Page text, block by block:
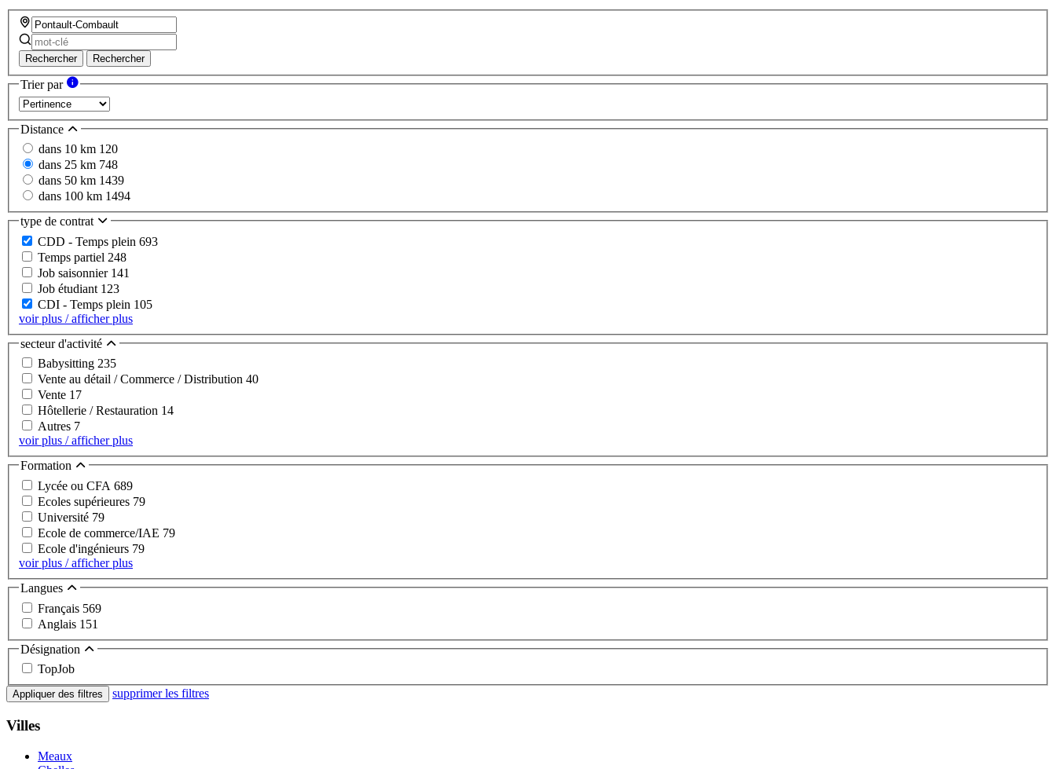
Rechercher Rechercher
Trier par
Distance
dans 10 km 120
dans 25 km 748
dans 50 km 1439
dans 100 km 1494
type de contrat
CDD - Temps plein 693
Temps partiel 248
Job saisonnier 141
Job étudiant 123
CDI - Temps plein 105
voir plus / afficher plus
secteur d'activité
Babysitting 235
Vente au détail / Commerce / Distribution 40
Vente 17
Hôtellerie / Restauration 14
Autres 7
voir plus / afficher plus
Formation
Lycée ou CFA 689
Ecoles supérieures 79
Université 79
Ecole de commerce/IAE 79
Ecole d'ingénieurs 79
voir plus / afficher plus
Langues
Français 569
Anglais 151
Désignation
TopJob
Appliquer des filtres supprimer les filtres
Villes
Meaux